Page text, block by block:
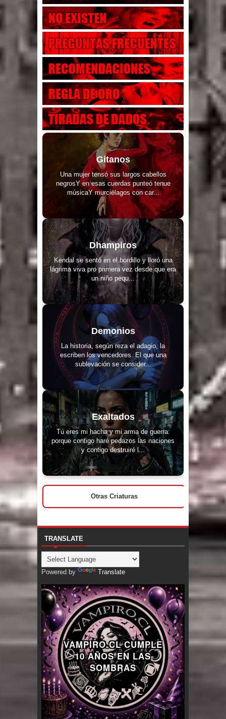
Gitanos
Una mujer tensó sus largos cabellos
negrosY en esas cuerdas punteó tenue
músicaY murciélagos con car...
Dhampiros
Kendal se sentó en el bordillo y lloró una
lágrima viva pro primera vez desde que era
un niño pequ...
Demonios
La historia, según reza el adagio, la
escriben los vencedores. El que una
sublevación se consider...
Exaltados
Tú eres mi hacha y mi arma de guerra:
porque contigo haré pedazos las naciones
y contigo destruiré l...
Otras Criaturas
TRANSLATE
Powered by Translate
VAMPIRO.CL CUMPLE
10 AÑOS EN LAS
SOMBRAS